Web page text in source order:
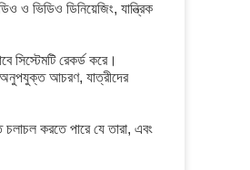
ও ভিডিও ডিনিয়েজিং, যান্ত্রিক
সিস্টেমটি রেকর্ড করে।
অনুপযুক্ত আচরণ, যাত্রীদের
করতে পারে যে তারা, এবং